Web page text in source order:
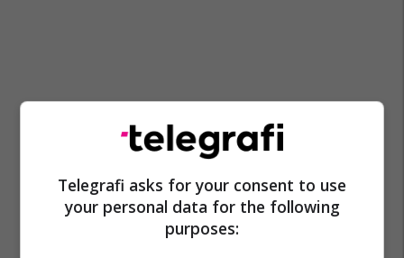
Telegrafi asks for your consent to use
your personal data for the following
purposes: